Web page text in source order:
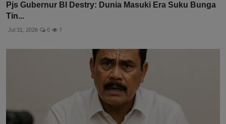
Pjs Gubernur BI Destry: Dunia Masuki Era Suku Bunga
Tin...
Jul 31, 2026 0 7